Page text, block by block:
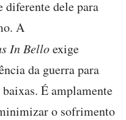
diferente dele para
A
In Belloexige
da guerra para
É amplamente
o sofrimento